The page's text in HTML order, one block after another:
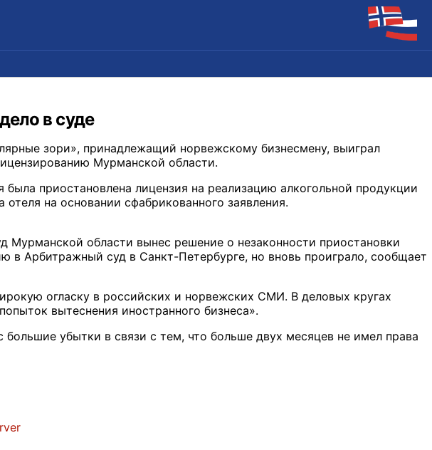
в суде
зори», принадлежащий норвежскому бизнесмену, выиграл
Мурманской области.
была приостановлена лицензия на реализацию алкогольной продукции
отеля на основании сфабрикованного заявления.
Мурманской области вынес решение о незаконности приостановки
в Арбитражный суд в Санкт-Петербурге, но вновь проиграло, сообщает
огласку в российских и норвежских СМИ. В деловых кругах
вытеснения иностранного бизнеса».
убытки в связи с тем, что больше двух месяцев не имел права